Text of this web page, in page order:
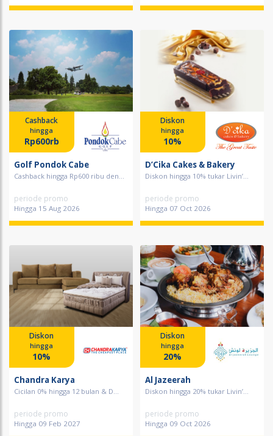
Cashback
hingga
Rp600rb
Golf Pondok Cabe
Cashback hingga Rp600 ribu den...
periode promo
Hingga 15 Aug 2026
Diskon
hingga
10%
D’Cika Cakes & Bakery
Diskon hingga 10% tukar Livin’...
periode promo
Hingga 07 Oct 2026
Diskon
hingga
10%
Chandra Karya
Cicilan 0% hingga 12 bulan & D...
periode promo
Hingga 09 Feb 2027
Diskon
hingga
20%
Al Jazeerah
Diskon hingga 20% tukar Livin’...
periode promo
Hingga 09 Oct 2026